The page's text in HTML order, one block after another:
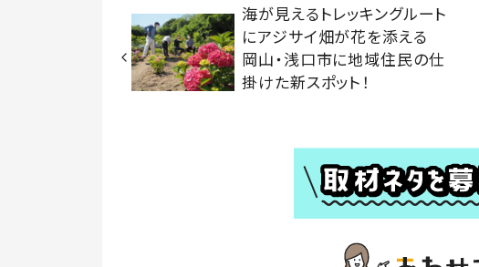
海が見えるトレッキングルート
にアジサイ畑が花を添える
岡山・浅口市に地域住民の仕
掛けた新スポット！